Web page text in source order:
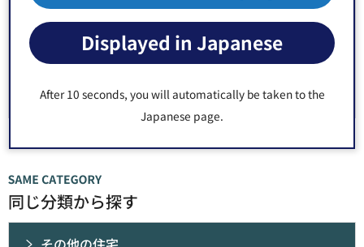
Displayed in Japanese
After 10 seconds, you will automatically be taken to the
Japanese page.
1：見つけやすかった
2：ふつう
3：見つけにくかった
同じ分類から探す